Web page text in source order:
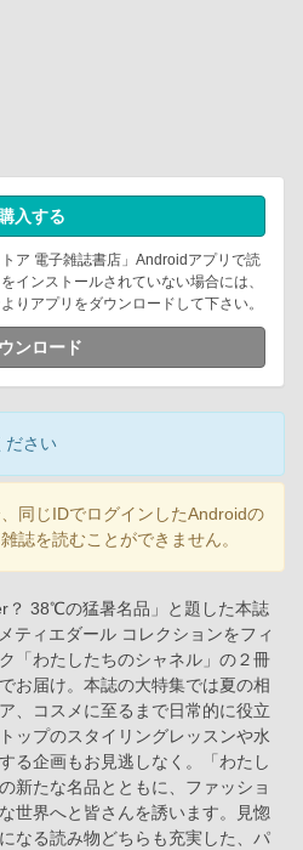
購入する
ア 電子雑誌書店」Androidアプリで読
インストールされていない場合には、
りアプリをダウンロードして下さい。
ンロード
ださい
同じIDでログインしたAndroidの
誌を読むことができません。
？ 38℃の猛暑名品」と題した本誌
ティエダール コレクションをフィ
「わたしたちのシャネル」の２冊
お届け。本誌の大特集では夏の相
、コスメに至るまで日常的に役立
ップのスタイリングレッスンや水
る企画もお見逃しなく。「わたし
新たな名品とともに、ファッショ
世界へと皆さんを誘います。見惚
なる読み物どちらも充実した、パ